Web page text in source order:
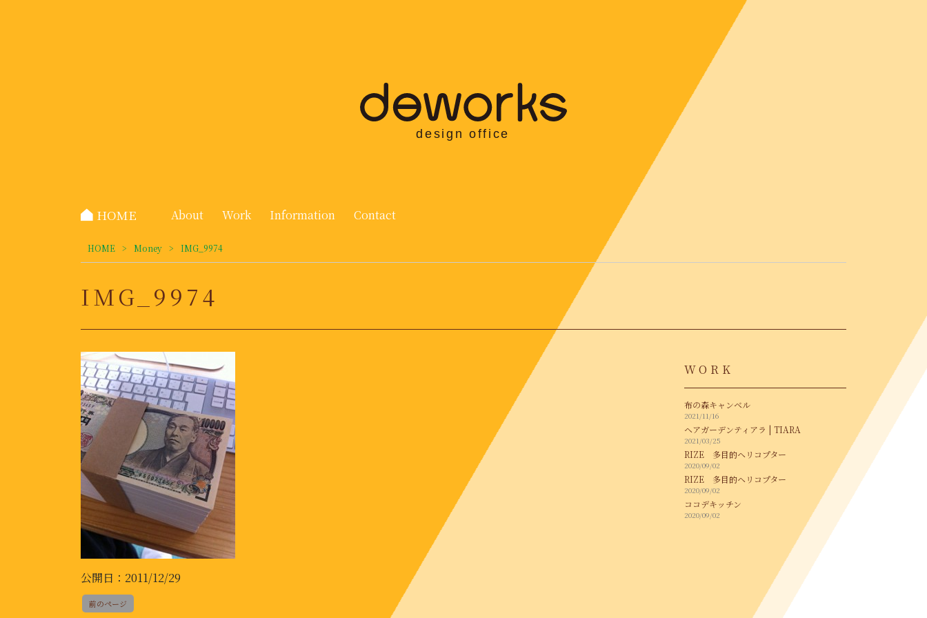
HOME About Work Information Contact
HOME > Money > IMG_9974
IMG_9974
公開日：2011/12/29
前のページ
WORK
布の森キャンベル
2021/11/16
ヘアガーデンティアラ | TIARA
2021/03/25
RIZE 多目的ヘリコプター
2020/09/02
RIZE 多目的ヘリコプター
2020/09/02
ココデキッチン
2020/09/02